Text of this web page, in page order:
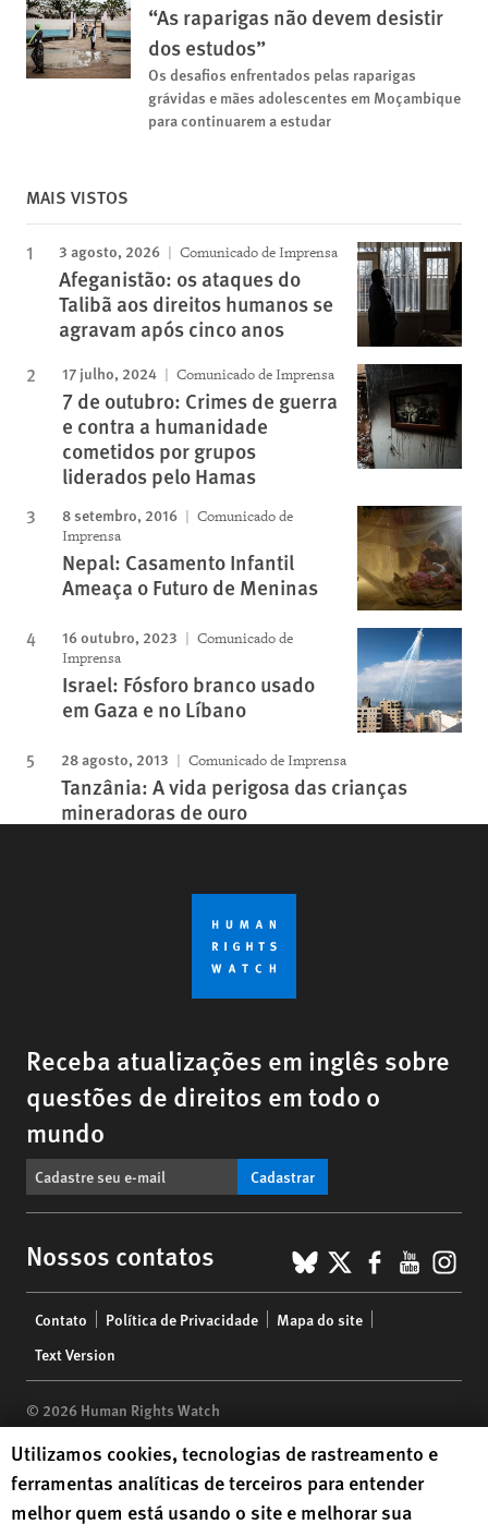
“As raparigas não devem desistir
dos estudos”
Os desafios enfrentados pelas raparigas
grávidas e mães adolescentes em Moçambique
para continuarem a estudar
MAIS VISTOS
3 agosto, 2026 Comunicado de Imprensa
Afeganistão: os ataques do
Talibã aos direitos humanos se
agravam após cinco anos
17 julho, 2024 Comunicado de Imprensa
7 de outubro: Crimes de guerra
e contra a humanidade
cometidos por grupos
liderados pelo Hamas
8 setembro, 2016
Comunicado de
Imprensa
Nepal: Casamento Infantil
Ameaça o Futuro de Meninas
16 outubro, 2023
Comunicado de
Imprensa
Israel: Fósforo branco usado
em Gaza e no Líbano
28 agosto, 2013 Comunicado de Imprensa
Tanzânia: A vida perigosa das crianças
mineradoras de ouro
Receba atualizações em inglês sobre
questões de direitos em todo o
mundo
Cadastrar
Nossos contatos BlueSky
X
menu
Contato Política de Privacidade
Mapa do site
Text Version
© 2026 Human Rights Watch
Human Rights Watch| 350 Fifth Avenue, 34th Floor | New York,
10118-3299USA|t1.212.290.4700
Human Rights Watch cookie preferences
Utilizamos cookies, tecnologias de rastreamento e
ferramentas analíticas de terceiros para entender
melhor quem está usando o site e melhorar sua